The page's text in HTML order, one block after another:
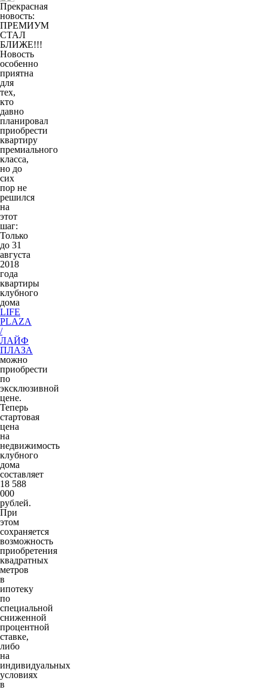
Прекрасная
новость:
ПРЕМИУМ
СТАЛ
БЛИЖЕ!!!
Новость
особенно
приятна
для
тех,
кто
давно
планировал
приобрести
квартиру
премиального
класса,
но до
сих
пор не
решился
на
этот
шаг:
Только
до 31
августа
2018
года
квартиры
клубного
дома
LIFE
PLAZA
/
ЛАЙФ
ПЛАЗА
можно
приобрести
по
эксклюзивной
цене.
Теперь
стартовая
цена
на
недвижимость
клубного
дома
составляет
18 588
000
рублей.
При
этом
сохраняется
возможность
приобретения
квадратных
метров
в
ипотеку
по
специальной
сниженной
процентной
ставке,
либо
на
индивидуальных
условиях
в